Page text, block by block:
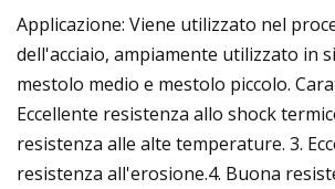
Applicazione: Viene utilizzato nel
dell'acciaio, ampiamente utilizzato in
mestolo medio e mestolo piccolo.
Eccellente resistenza allo shock
resistenza alle alte temperature. 3.
resistenza all'erosione.4. Buona